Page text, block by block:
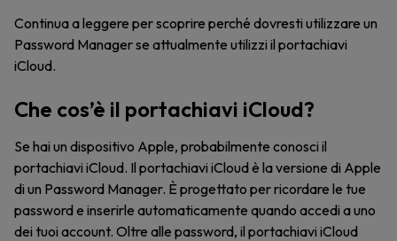
Continua a leggere per scoprire perché dovresti utilizzare un
Password Manager se attualmente utilizzi il portachiavi
iCloud.
Che cos’è il portachiavi iCloud?
Se hai un dispositivo Apple, probabilmente conosci il
portachiavi iCloud. Il portachiavi iCloud è la versione di Apple
di un Password Manager. È progettato per ricordare le tue
password e inserirle automaticamente quando accedi a uno
dei tuoi account. Oltre alle password, il portachiavi iCloud